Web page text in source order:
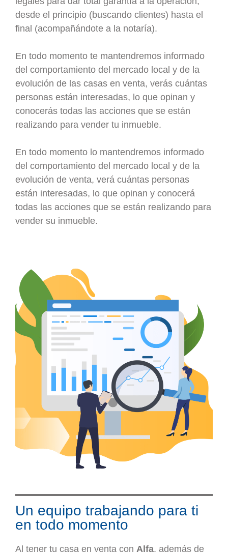
desde el principio (buscando clientes) hasta el
final (acompañándote a la notaría).
En todo momento te mantendremos informado
del comportamiento del mercado local y de la
evolución de las casas en venta, verás cuántas
personas están interesadas, lo que opinan y
conocerás todas las acciones que se están
realizando para vender tu inmueble.
En todo momento lo mantendremos informado
del comportamiento del mercado local y de la
evolución de venta, verá cuántas personas
están interesadas, lo que opinan y conocerá
todas las acciones que se están realizando para
vender su inmueble.
Un equipo trabajando para ti
en todo momento
Al tener tu casa en venta con Alfa, además de